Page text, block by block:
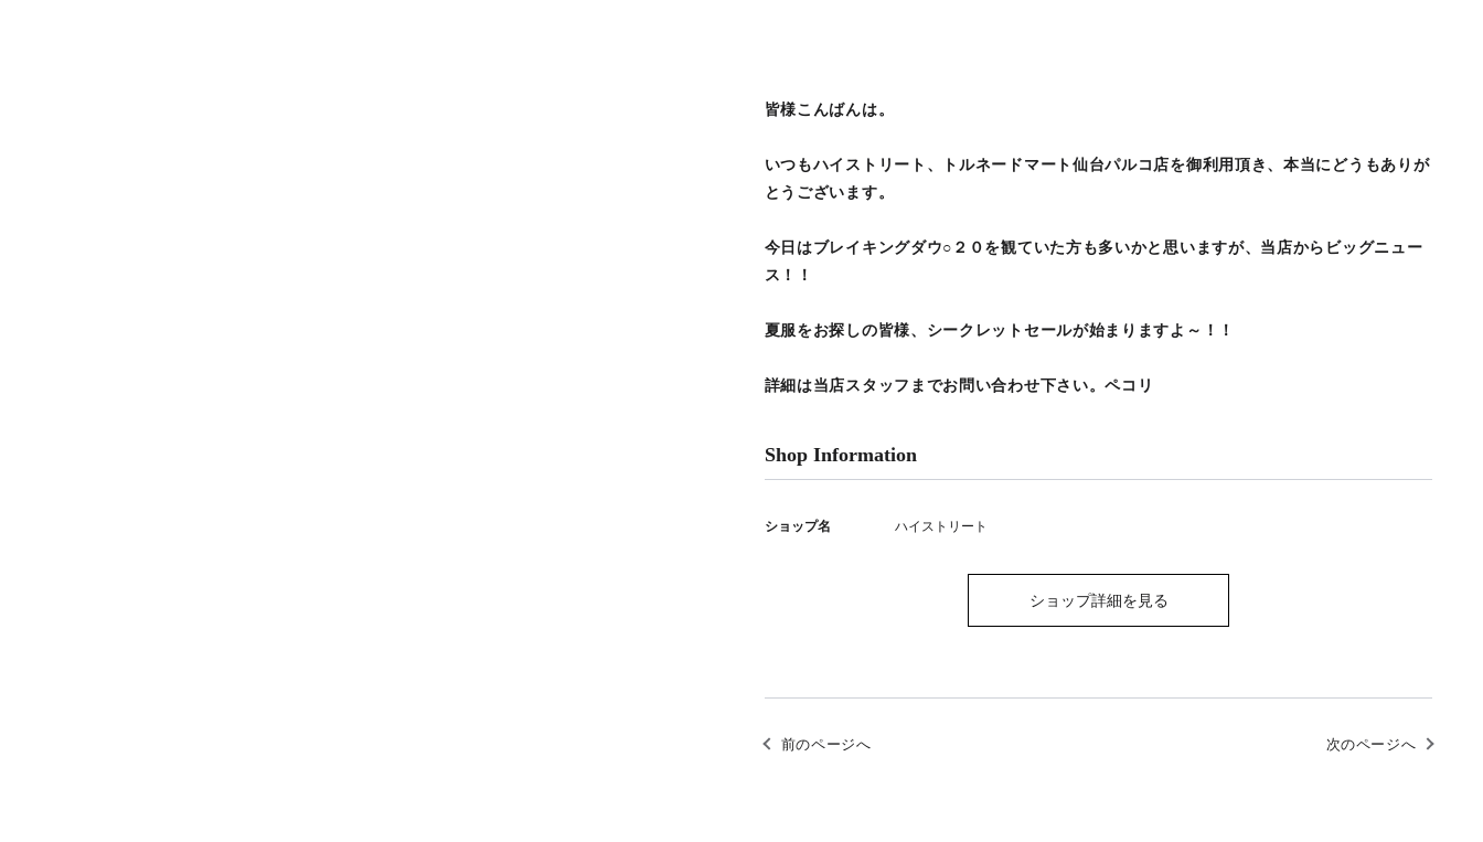
皆様こんばんは。
いつもハイストリート、トルネードマート仙台パルコ店を御利用頂き、本当にどうもありが
とうございます。
今日はブレイキングダウ○２０を観ていた方も多いかと思いますが、当店からビッグニュー
ス！！
夏服をお探しの皆様、シークレットセールが始まりますよ～！！
詳細は当店スタッフまでお問い合わせ下さい。ペコリ
Shop Information
ショップ名 ハイストリート
ショップ詳細を見る
前のページへ 次のページへ